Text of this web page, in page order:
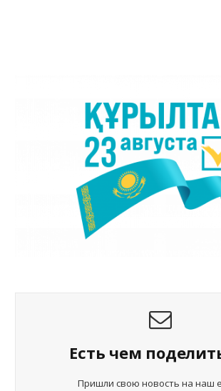
Есть чем
Пришли свою новость на наш